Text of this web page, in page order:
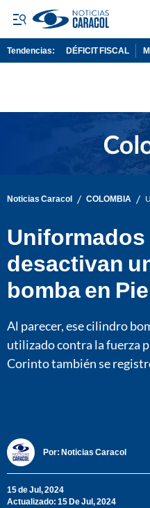
Tendencias: DÉFICIT FISCAL
Noticias Caracol / COLOMBIA /
desactivan
bomba en
Al parecer, ese cilindro
utilizado contra la fuerza
Corinto también se
Por: Noticias Caracol
15 de Jul, 2024
Actualizado: 15 De Jul, 2024